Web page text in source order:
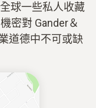
球一些私人收藏
密對 Gander＆
道德中不可或缺